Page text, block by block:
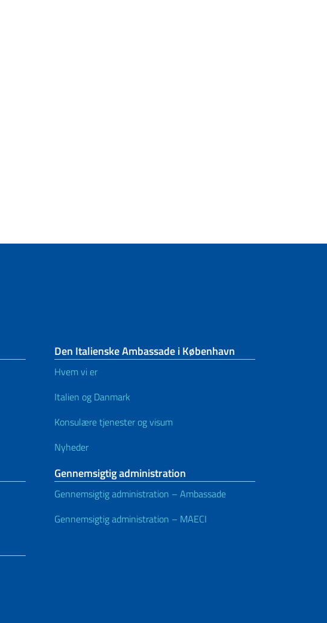
Den Italienske Ambassade i København
Hvem vi er
Italien og Danmark
Konsulære tjenester og visum
Nyheder
Gennemsigtig administration
Gennemsigtig administration – Ambassade
Gennemsigtig administration – MAECI